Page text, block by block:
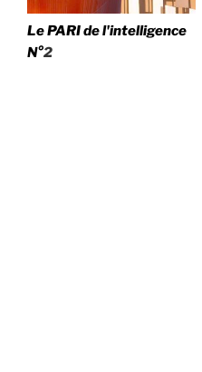
Le PARI de l'intelligence
N°2